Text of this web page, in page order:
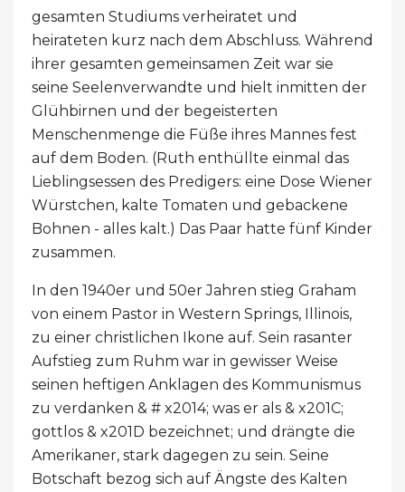
gesamten Studiums verheiratet und
heirateten kurz nach dem Abschluss. Während
ihrer gesamten gemeinsamen Zeit war sie
seine Seelenverwandte und hielt inmitten der
Glühbirnen und der begeisterten
Menschenmenge die Füße ihres Mannes fest
auf dem Boden. (Ruth enthüllte einmal das
Lieblingsessen des Predigers: eine Dose Wiener
Würstchen, kalte Tomaten und gebackene
Bohnen - alles kalt.) Das Paar hatte fünf Kinder
zusammen.
In den 1940er und 50er Jahren stieg Graham
von einem Pastor in Western Springs, Illinois,
zu einer christlichen Ikone auf. Sein rasanter
Aufstieg zum Ruhm war in gewisser Weise
seinen heftigen Anklagen des Kommunismus
zu verdanken & # x2014; was er als & x201C;
gottlos & x201D bezeichnet; und drängte die
Amerikaner, stark dagegen zu sein. Seine
Botschaft bezog sich auf Ängste des Kalten